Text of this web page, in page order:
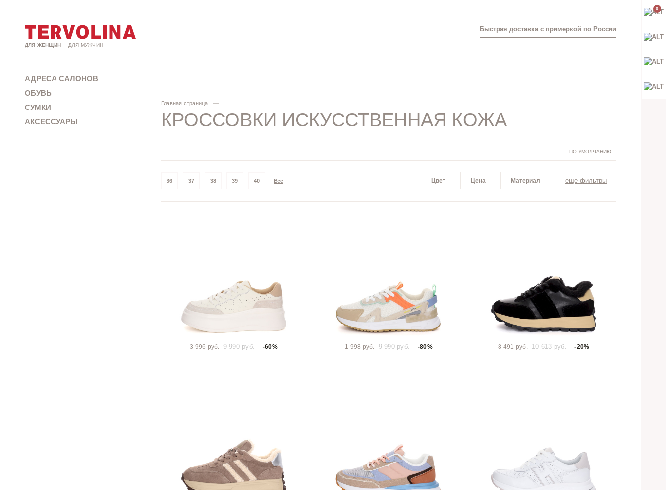
Быстрая доставка с примеркой по России
ДЛЯ ЖЕНЩИН ДЛЯ МУЖЧИН
АДРЕСА САЛОНОВ
ОБУВЬ
СУМКИ
АКСЕССУАРЫ
Главная страница
КРОССОВКИ ИСКУССТВЕННАЯ КОЖА
ПО УМОЛЧАНИЮ
36 37 38 39 40 Все Цвет Цена Материал еще фильтры
3 996 руб. 9 990 руб. -60% 1 998 руб. 9 990 руб. -80% 8 491 руб. 10 613 руб. -20%
0